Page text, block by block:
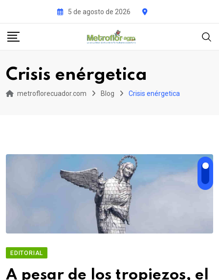
content
5 de agosto de 2026
Crisis enérgetica
metroflorecuador.com Blog Crisis enérgetica
EDITORIAL
A pesar de los tropiezos, el